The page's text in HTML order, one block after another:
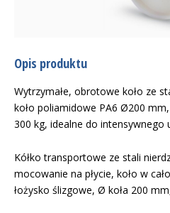
Opis produktu
Wytrzymałe, obrotowe koło ze
koło poliamidowe PA6 Ø200
300 kg, idealne do intensywnego
Kółko transportowe ze stali
mocowanie na płycie, koło w
łożysko ślizgowe, Ø koła 200